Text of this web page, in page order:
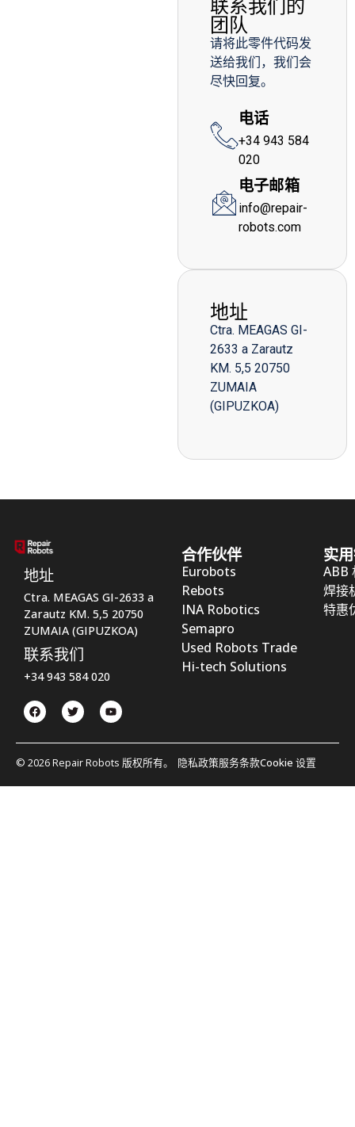
团队
请将此零件代码发
送给我们，我们会
尽快回复。
电话
+34 943 584
020
电子邮箱
info@repair-
robots.com
地址
Ctra. MEAGAS GI-
2633 a Zarautz
KM. 5,5 20750
ZUMAIA
(GIPUZKOA)
地址
Ctra. MEAGAS GI-2633 a
Zarautz KM. 5,5 20750
ZUMAIA (GIPUZKOA)
联系我们
+34 943 584 020
合作伙伴
Eurobots
Rebots
INA Robotics
Semapro
Used Robots Trade
Hi-tech Solutions
实
ABB
焊接
特惠
© 2026 Repair Robots 版权所有。 隐私政策服务条款Cookie 设置